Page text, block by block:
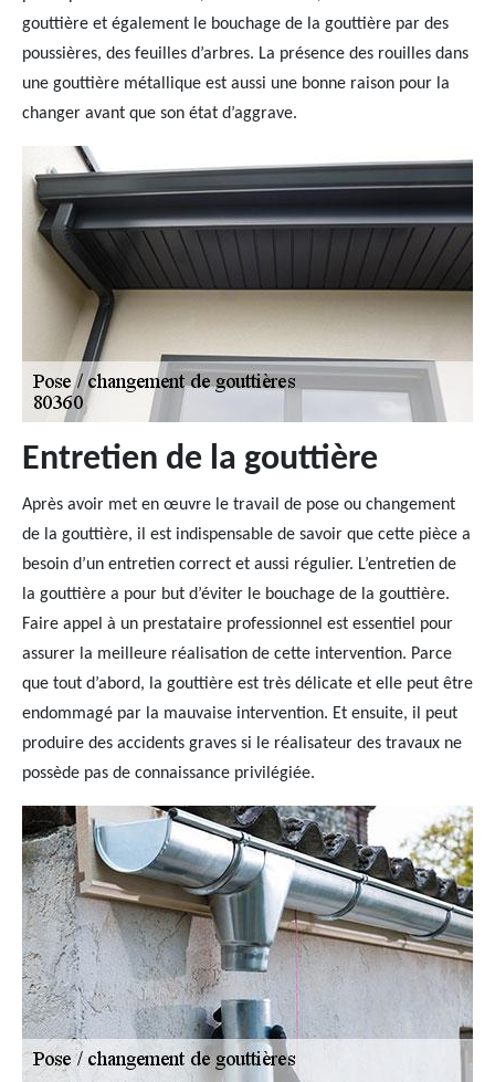
gouttière et également le bouchage de la gouttière par des
poussières, des feuilles d’arbres. La présence des rouilles dans
une gouttière métallique est aussi une bonne raison pour la
changer avant que son état d’aggrave.
Entretien de la gouttière
Après avoir met en œuvre le travail de pose ou changement
de la gouttière, il est indispensable de savoir que cette pièce a
besoin d’un entretien correct et aussi régulier. L’entretien de
la gouttière a pour but d’éviter le bouchage de la gouttière.
Faire appel à un prestataire professionnel est essentiel pour
assurer la meilleure réalisation de cette intervention. Parce
que tout d’abord, la gouttière est très délicate et elle peut être
endommagé par la mauvaise intervention. Et ensuite, il peut
produire des accidents graves si le réalisateur des travaux ne
possède pas de connaissance privilégiée.